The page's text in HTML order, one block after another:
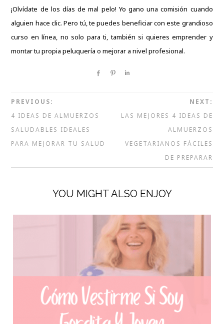
¡Olvídate de los días de mal pelo! Yo gano una comisión cuando
alguien hace clic. Pero tú, te puedes beneficiar con este grandioso
curso en línea, no solo para ti, también si quieres emprender y
montar tu propia peluquería o mejorar a nivel profesional.
Share Pin
PREVIOUS:
4 IDEAS DE ALMUERZOS
SALUDABLES IDEALES
PARA MEJORAR TU SALUD
NEXT:
LAS MEJORES 4 IDEAS DE
ALMUERZOS
VEGETARIANOS FÁCILES
DE PREPARAR
YOU MIGHT ALSO ENJOY